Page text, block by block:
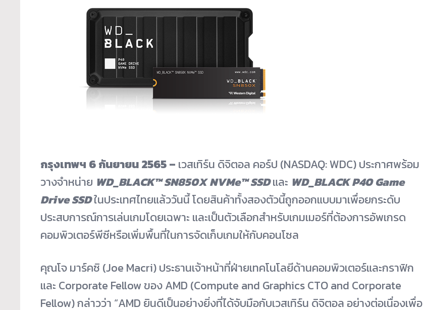
กรุงเทพฯ 6 กันยายน 2565 – เวสเทิร์น ดิจิตอล คอร์ป (NASDAQ: WDC) ประกาศพร้อม
วางจำหน่าย WD_BLACK™ SN850X NVMe™ SSDและ WD_BLACK P40 Game
Drive SSDในประเทศไทยแล้ววันนี้ โดยสินค้าทั้งสองตัวนี้ถูกออกแบบมาเพื่อยกระดับ
ประสบการณ์การเล่นเกมโดยเฉพาะ และเป็นตัวเลือกสำหรับเกมเมอร์ที่ต้องการอัพเกรด
คอมพิวเตอร์พีซีหรือเพิ่มพื้นที่ในการจัดเก็บเกมให้กับคอนโซล
คุณโจ มาร์คซิ (Joe Macri) ประธานเจ้าหน้าที่ฝ่ายเทคโนโลยีด้านคอมพิวเตอร์และกราฟิก
และ Corporate Fellow ของ AMD (Compute and Graphics CTO and Corporate
Fellow) กล่าวว่า “AMD ยินดีเป็นอย่างยิ่งที่ได้จับมือกับเวสเทิร์น ดิจิตอล อย่างต่อเนื่องเพื่อ